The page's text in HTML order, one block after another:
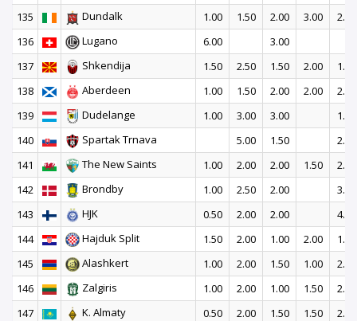
135
Dundalk 1.00 1.50 2.00 3.00
2.00
136
Lugano 6.00
3.00
137
Shkendija 1.50 2.50 1.50 2.00
1.50
138
Aberdeen 1.00 1.50 2.00 2.00
2.50
139
Dudelange 1.00 3.00 3.00
1.50
140
Spartak Trnava 5.00 1.50
2.00
141
The New Saints 1.00 2.00 2.00 1.50
2.00
142
Brondby 1.00 2.50 2.00
3.00
143
HJK 0.50 2.00 2.00
4.00
144
Hajduk Split 1.50 2.00 1.00 2.00
1.50
145
Alashkert 1.00 2.00 1.50 1.00
2.50
146
Zalgiris 1.00 2.00 1.00 1.50
2.50
147
K. Almaty 0.50 2.00 1.50 1.50
2.50